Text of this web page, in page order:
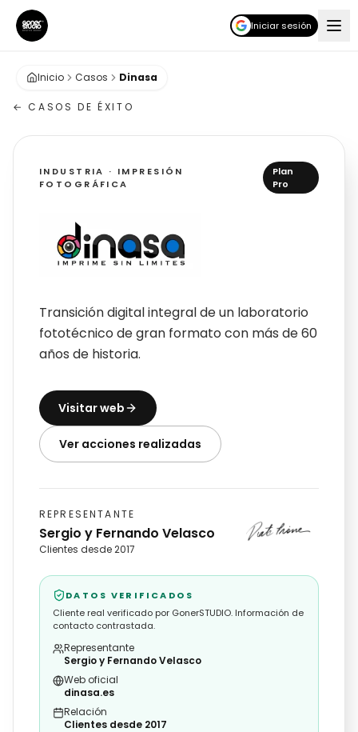
Iniciar sesión
Inicio Casos Dinasa
← CASOS DE ÉXITO
INDUSTRIA · IMPRESIÓN
FOTOGRÁFICA
Plan
Pro
Transición digital integral de un laboratorio
fototécnico de gran formato con más de 60
años de historia.
Visitar web
Ver acciones realizadas
REPRESENTANTE
Sergio y Fernando Velasco
Clientes desde 2017
DATOS VERIFICADOS
Cliente real verificado por GonerSTUDIO. Información de
contacto contrastada.
Representante
Sergio y Fernando Velasco
Web oficial
dinasa.es
Relación
Clientes desde 2017